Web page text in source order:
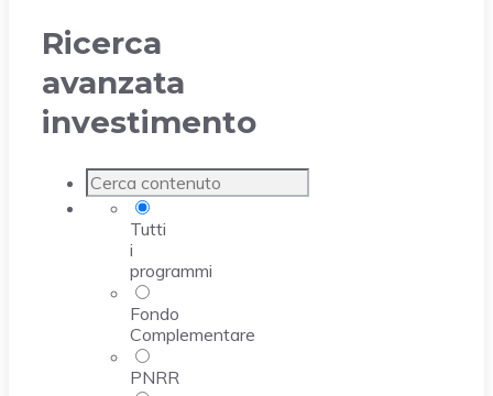
Ricerca
avanzata
investimento
Tutti
i
programmi
Fondo
Complementare
PNRR